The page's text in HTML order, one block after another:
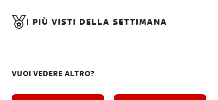
I PIÙ VISTI DELLA SETTIMANA
VUOI VEDERE ALTRO?